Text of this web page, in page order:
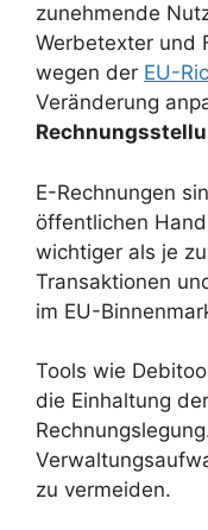
zunehmende
Werbetexter und
wegen der EU-
Veränderung
E-Rechnungen
öffentlichen
wichtiger als je
Transaktionen
im EU-
Tools wie
die Einhaltung der
zu vermeiden.